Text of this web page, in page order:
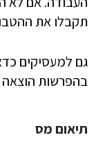
תקבלו את
גם למעסיקים
בהפרשות
תיאום מס